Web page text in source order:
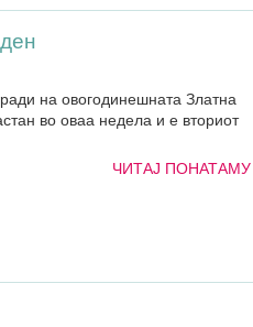
на овогодинешната Златна
во оваа недела и е вториот
ЧИТАЈ ПОНАТАМУ